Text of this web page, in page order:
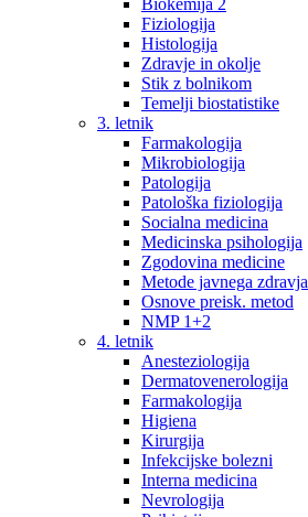
Biokemija 2
Fiziologija
Histologija
Zdravje in okolje
Stik z bolnikom
Temelji biostatistike
3. letnik
Farmakologija
Mikrobiologija
Patologija
Patološka fiziologija
Socialna medicina
Medicinska psihologija
Zgodovina medicine
Metode javnega zdravja
Osnove preisk. metod
NMP 1+2
4. letnik
Anesteziologija
Dermatovenerologija
Farmakologija
Higiena
Kirurgija
Infekcijske bolezni
Interna medicina
Nevrologija